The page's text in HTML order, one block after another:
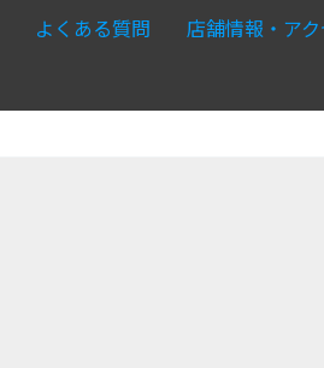
よくある質問 店舗情報・ア